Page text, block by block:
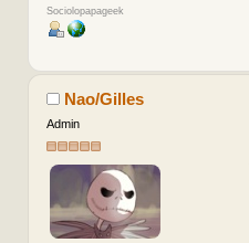
Sociolopapageek
Nao/Gilles
Admin